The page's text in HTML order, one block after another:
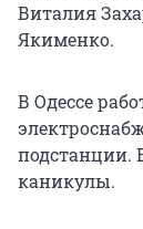
Виталия
Якименко.
В Одессе
подстанции.
каникулы.